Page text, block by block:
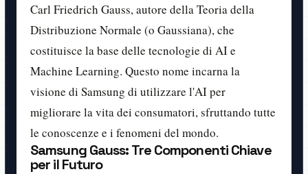
Carl Friedrich Gauss, autore della Teoria della
Distribuzione Normale (o Gaussiana), che
costituisce la base delle tecnologie di AI e
Machine Learning. Questo nome incarna la
visione di Samsung di utilizzare l'AI per
migliorare la vita dei consumatori, sfruttando tutte
le conoscenze e i fenomeni del mondo.
Samsung Gauss: Tre Componenti Chiave
per il Futuro